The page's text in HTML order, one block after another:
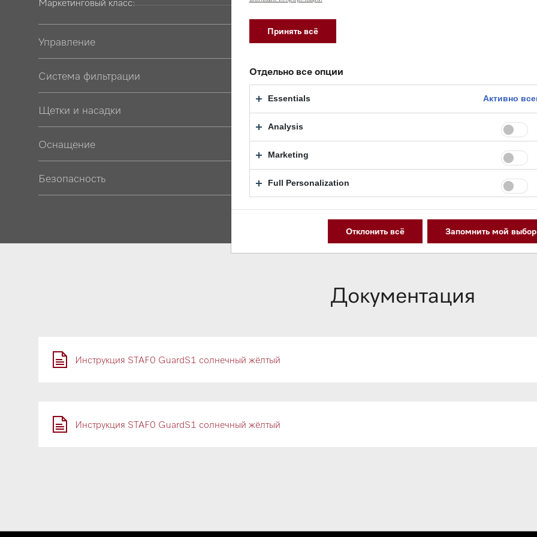
Маркетинговый класс:
Управление
Система фильтрации
Щетки и насадки
Оснащение
Безопасность
Документация
Инструкция STAF0 GuardS1 солнечный жёлтый
Инструкция STAF0 GuardS1 солнечный жёлтый
Принять всё
Отдельно все опции
Essentials Активно
Analysis
Marketing
Full Personalization
Отклонить всё Запомнить мой выбор